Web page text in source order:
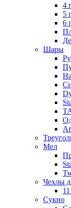
4
5
6
Шары
Мел
Чехлы
Сукно